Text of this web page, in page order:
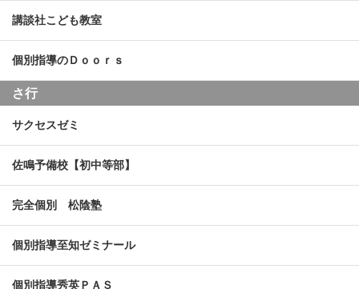
講談社こども教室
個別指導のＤｏｏｒｓ
さ行
サクセスゼミ
佐鳴予備校【初中等部】
完全個別 松陰塾
個別指導至知ゼミナール
個別指導秀英ＰＡＳ